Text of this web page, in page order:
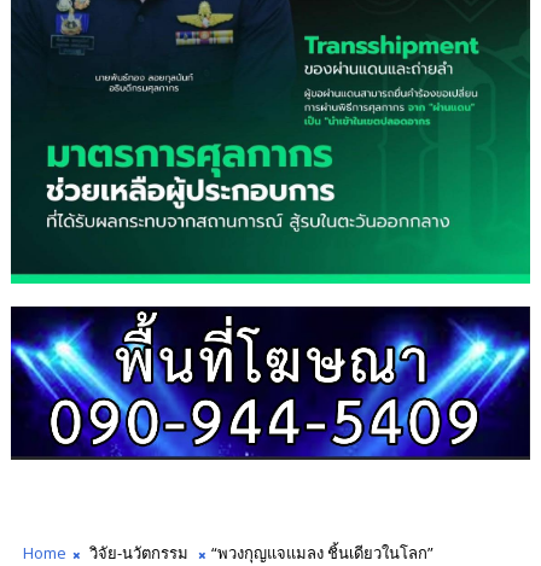
Home วิจัย-นวัตกรรม “พวงกุญแจแมลง ชิ้นเดียวในโลก”